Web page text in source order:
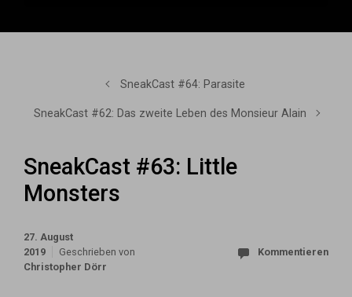
SneakCast #64: Parasite
SneakCast #62: Das zweite Leben des Monsieur Alain
SneakCast #63: Little
Monsters
27. August
2019
Geschrieben von
Christopher Dörr
Kommentieren